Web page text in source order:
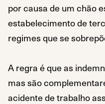
por causa de um chão
estabelecimento de
regimes que se
A regra é que as
mas são
acidente de trabalho